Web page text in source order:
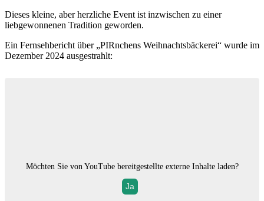
Dieses kleine, aber herzliche Event ist inzwischen zu einer
liebgewonnenen Tradition geworden.
Ein Fernsehbericht über „PIRnchens Weihnachtsbäckerei“ wurde im
Dezember 2024 ausgestrahlt:
Möchten Sie von YouTubebereitgestellte externe Inhalte laden?
Ja